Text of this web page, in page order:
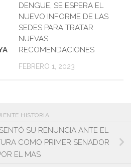
DENGUE, SE ESPERA EL
NUEVO INFORME DE LAS
SEDES PARA TRATAR
NUEVAS
RECOMENDACIONES
FEBRERO 1, 2023
HISTORIA
SU RENUNCIA ANTE EL
COMO PRIMER SENADOR
EL MAS